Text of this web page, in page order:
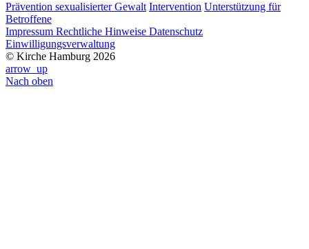
Prävention sexualisierter Gewalt Intervention Unterstützung für
Betroffene
Impressum Rechtliche Hinweise Datenschutz
Einwilligungsverwaltung
© Kirche Hamburg 2026
arrow_up
Nach oben